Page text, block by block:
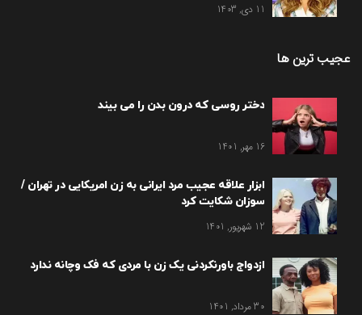
11 دی, 1403
عجیب ترین ها
دختر روسی که درون بدن را می بیند
16 مهر, 1401
ابزار علاقه عجیب مرد ایرانی به زن امریکایی در تهران /
سوزان شکایت کرد
12 شهریور, 1401
ازدواج باورنکردنی یک زن با مردی که فک وچانه ندارد
30 مرداد, 1401